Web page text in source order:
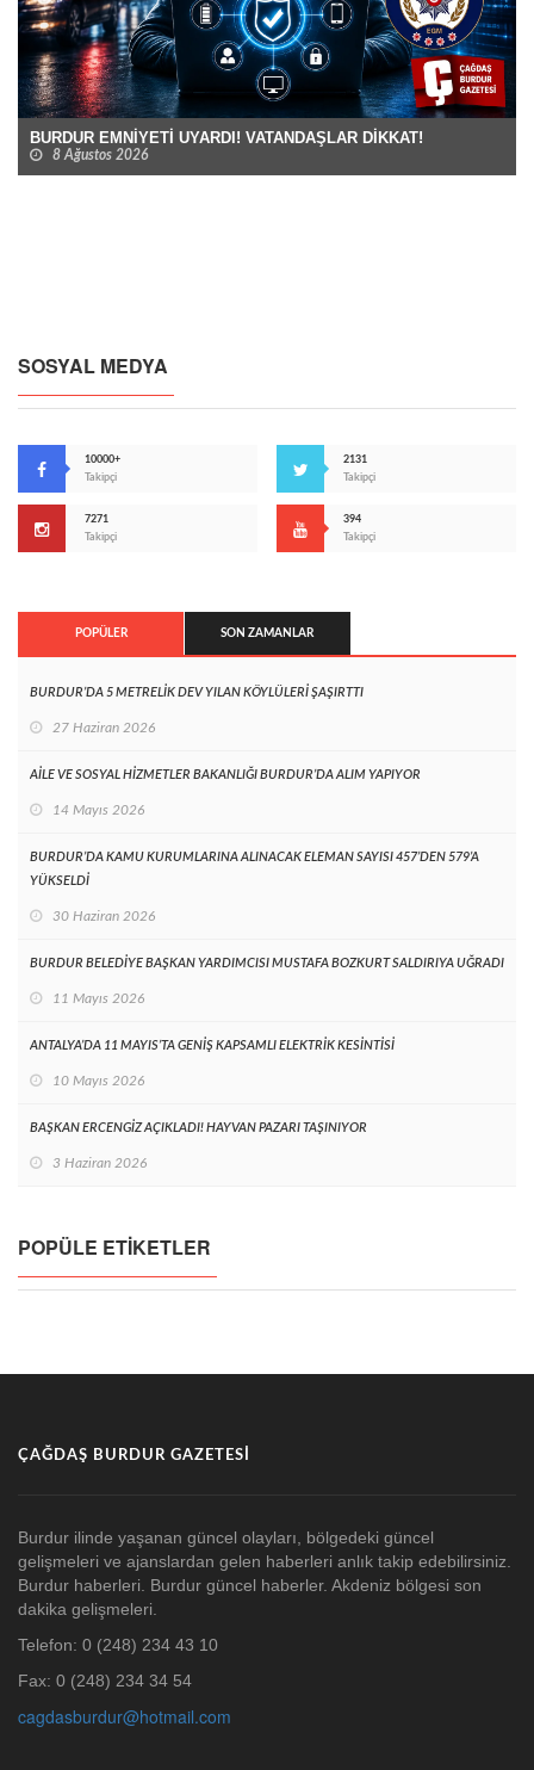
BURDUR EMNİYETİ UYARDI! VATANDAŞLAR DİKKAT!
8 Ağustos 2026
SOSYAL MEDYA
10000+
Takipçi
2131
Takipçi
7271
Takipçi
394
Takipçi
POPÜLER SON ZAMANLAR
BURDUR’DA 5 METRELİK DEV YILAN KÖYLÜLERİ ŞAŞIRTTI
27 Haziran 2026
AİLE VE SOSYAL HİZMETLER BAKANLIĞI BURDUR’DA ALIM YAPIYOR
14 Mayıs 2026
BURDUR’DA KAMU KURUMLARINA ALINACAK ELEMAN SAYISI 457’DEN 579’A
YÜKSELDİ
30 Haziran 2026
BURDUR BELEDİYE BAŞKAN YARDIMCISI MUSTAFA BOZKURT SALDIRIYA UĞRADI
11 Mayıs 2026
ANTALYA’DA 11 MAYIS’TA GENİŞ KAPSAMLI ELEKTRİK KESİNTİSİ
10 Mayıs 2026
BAŞKAN ERCENGİZ AÇIKLADI! HAYVAN PAZARI TAŞINIYOR
3 Haziran 2026
POPÜLE ETIKETLER
ÇAĞDAŞ BURDUR GAZETESI
Burdur ilinde yaşanan güncel olayları, bölgedeki güncel
gelişmeleri ve ajanslardan gelen haberleri anlık takip edebilirsiniz.
Burdur haberleri. Burdur güncel haberler. Akdeniz bölgesi son
dakika gelişmeleri.
Telefon: 0 (248) 234 43 10
Fax: 0 (248) 234 34 54
cagdasburdur@hotmail.com